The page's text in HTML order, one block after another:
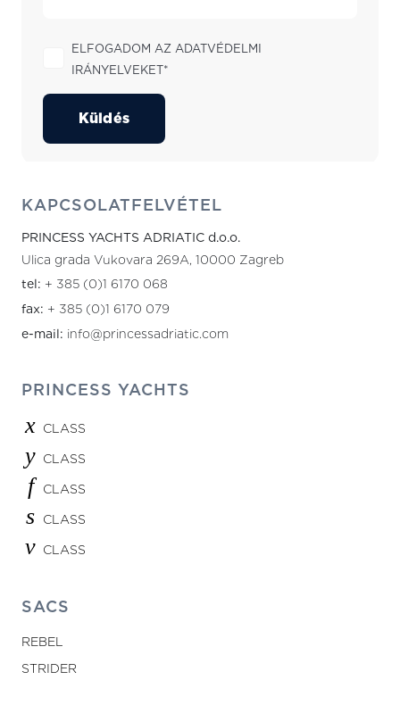
Elfogadom az adatvédelmi
irányelveket*
Küldés
KAPCSOLATFELVÉTEL
PRINCESS YACHTS ADRIATIC d.o.o.
Ulica grada Vukovara 269A, 10000 Zagreb
tel: + 385 (0)1 6170 068
fax: + 385 (0)1 6170 079
e-mail: info@princessadriatic.com
PRINCESS YACHTS
x CLASS
y CLASS
f CLASS
s CLASS
v CLASS
SACS
REBEL
STRIDER